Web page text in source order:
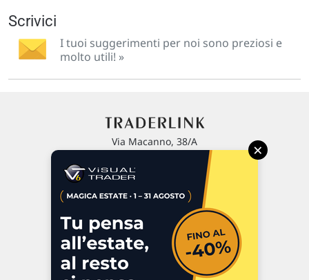
Scrivici
I tuoi suggerimenti per noi sono preziosi e
molto utili! »
Via Macanno, 38/A
P.IVA 02 452 460 401
Commenti e segnalazioni
Contattaci
×